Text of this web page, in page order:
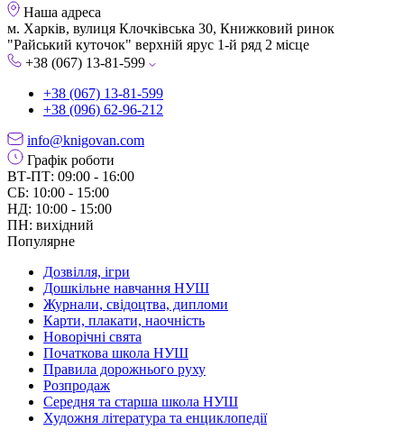
Наша адреса
м. Харків, вулиця Клочківська 30, Книжковий ринок
"Райський куточок" верхній ярус 1-й ряд 2 місце
+38 (067) 13-81-599
+38 (067) 13-81-599
+38 (096) 62-96-212
info@knigovan.com
Графік роботи
ВТ-ПТ: 09:00 - 16:00
СБ: 10:00 - 15:00
НД: 10:00 - 15:00
ПН: вихідний
Популярне
Дозвілля, ігри
Дошкільне навчання НУШ
Журнали, свідоцтва, дипломи
Карти, плакати, наочність
Новорічні свята
Початкова школа НУШ
Правила дорожнього руху
Розпродаж
Середня та старша школа НУШ
Художня література та енциклопедії